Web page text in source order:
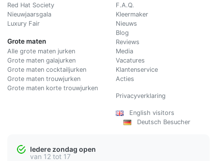
Red Hat Society
Nieuwjaarsgala
Luxury Fair
Grote maten
Alle grote maten jurken
Grote maten galajurken
Grote maten cocktailjurken
Grote maten trouwjurken
Grote maten korte trouwjurken
F.A.Q.
Kleermaker
Nieuws
Blog
Reviews
Media
Vacatures
Klantenservice
Acties
Privacyverklaring
English visitors
Deutsch Besucher
Iedere zondag open
van 12 tot 17